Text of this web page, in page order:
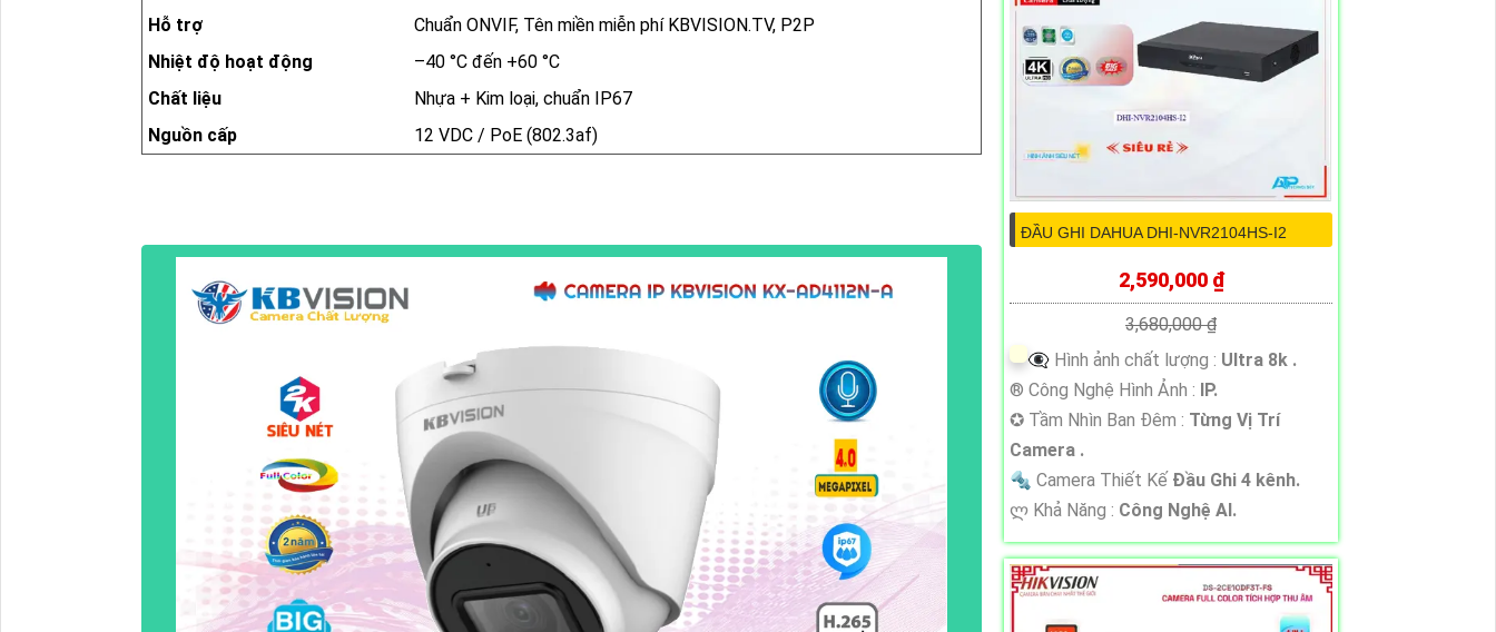
Hỗ trợ
Chuẩn ONVIF, Tên miền miễn phí KBVISION.TV, P2P
Nhiệt độ hoạt động
–40 °C đến +60 °C
Chất liệu
Nhựa + Kim loại, chuẩn IP67
Nguồn cấp
12 VDC / PoE (802.3af)
ĐẦU GHI DAHUA DHI-NVR2104HS-I2
2,590,000 ₫
3,680,000 ₫
👁️‍🗨 Hình ảnh chất lượng : Ultra 8k .
®️ Công Nghệ Hình Ảnh :
IP.
✪ Tầm Nhìn Ban Đêm : Từng Vị Trí
Camera .
🔩 Camera Thiết Kế Đầu Ghi 4 kênh.
️ლ Khả Năng : Công Nghệ AI.